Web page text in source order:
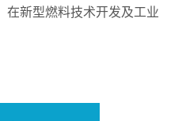
在新型燃料技术开发及工业